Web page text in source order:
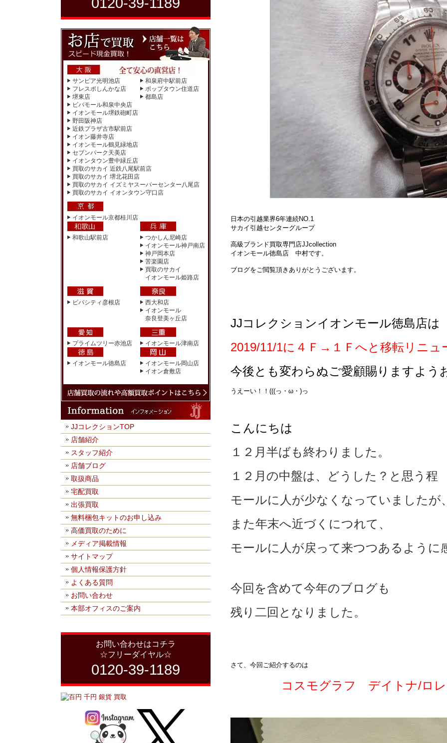
サンピア光明池店
フレスポしんかな店
堺東店
和泉府中駅前店
ポップタウン住道店
都島店
ビバモール和泉中央店
イオンモール堺鉄砲町店
野田阪神店
近鉄プラザ古市駅前店
イオン藤井寺店
イオンモール鶴見緑地店
セブンパーク天美店
イオンタウン豊中緑丘店
買取のサカイ 近鉄八尾駅前店
買取のサカイ 堺北花田店
買取のサカイ イズミヤスーパーセンター八尾店
買取のサカイ イオンタウン守口店
イオンモール京都桂川店
和歌山駅前店
つかしん尼崎店
イオンモール神戸南店
神戸岡本店
苦楽園店
買取のサカイ
イオンモール姫路店
ビバシティ彦根店
西大和店
イオンモール
奈良登美ヶ丘店
プライムツリー赤池店 イオンモール津南店
イオンモール徳島店
イオンモール岡山店
イオン倉敷店
JJコレクションTOP
店舗紹介
スタッフ紹介
店舗ブログ
取扱商品
宅配買取
出張買取
無料梱包キットのお申し込み
高価買取のために
メディア掲載情報
サイトマップ
個人情報保護方針
よくある質問
お問い合わせ
本部オフィスのご案内
お問い合わせはコチラ
☆フリーダイヤル☆
0120-39-1189
日本の引越業界6年連続NO.1
サカイ引越センターグループ
高級ブランド買取専門店JJcollection
イオンモール徳島店 中村です。
ブログをご閲覧頂きありがとうございます。
JJコレクションイオンモール徳島店は
2019/11/1に４Ｆ→１Ｆへと移転リニュ
今後とも変わらぬご愛顧賜りますよう
うえーい！！(((っ・ω・)っ
こんにちは
１２月半ばも終わりました。
１２月の中盤は、どうした？と思う程
モールに人が少なくなっていましたが、
また年末へ近づくにつれて、
モールに人が戻って来つつあるように
今回を含めて今年のブログも
残り二回となりました。
さて、今回ご紹介するのは
コスモグラフ デイトナ/ロレ